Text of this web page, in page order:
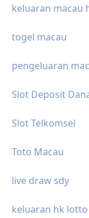
keluaran macau
togel macau
pengeluaran
Slot Deposit
Slot Telkomsel
Toto Macau
live draw sdy
keluaran hk lotto